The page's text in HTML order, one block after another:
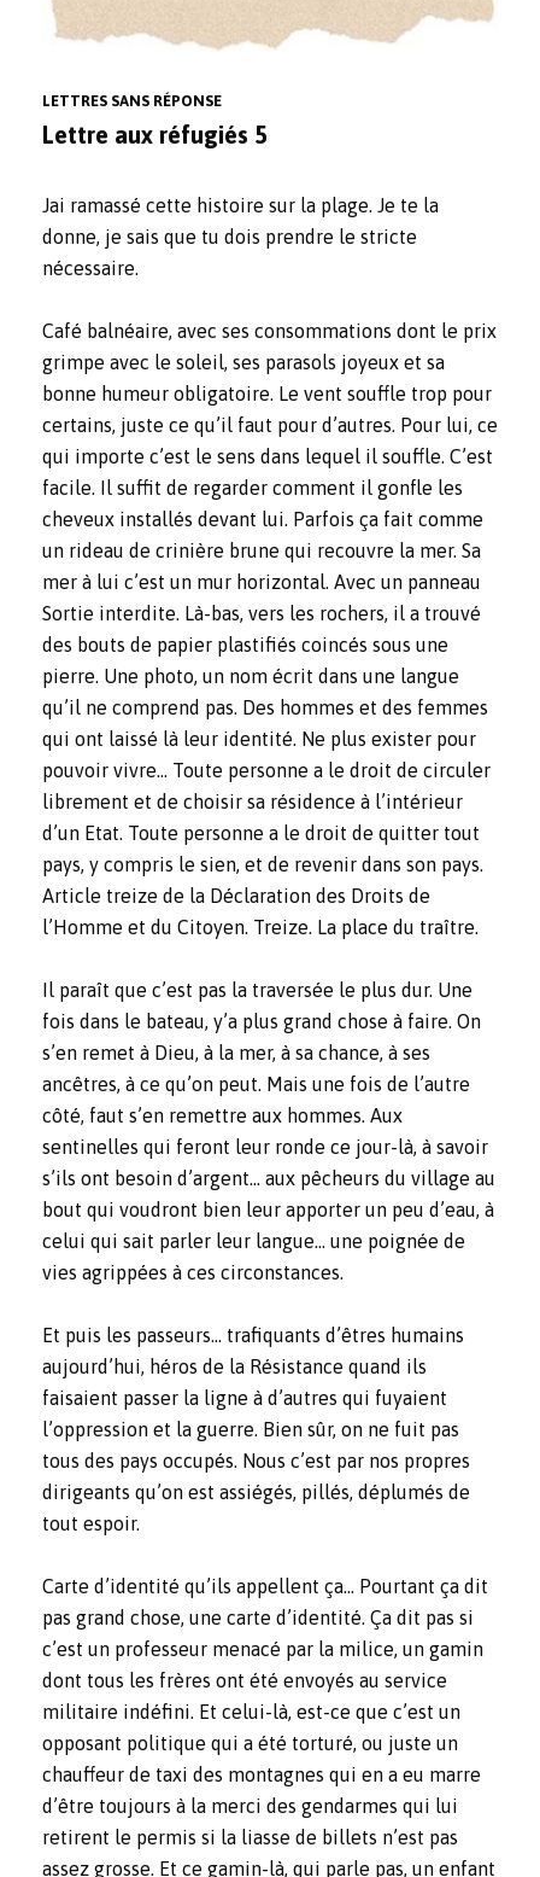
LETTRES SANS RÉPONSE
Lettre aux réfugiés 5
Jai ramassé cette histoire sur la plage. Je te la
donne, je sais que tu dois prendre le stricte
nécessaire.
Café balnéaire, avec ses consommations dont le prix
grimpe avec le soleil, ses parasols joyeux et sa
bonne humeur obligatoire. Le vent souffle trop pour
certains, juste ce qu’il faut pour d’autres. Pour lui, ce
qui importe c’est le sens dans lequel il souffle. C’est
facile. Il suffit de regarder comment il gonfle les
cheveux installés devant lui. Parfois ça fait comme
un rideau de crinière brune qui recouvre la mer. Sa
mer à lui c’est un mur horizontal. Avec un panneau
Sortie interdite. Là-bas, vers les rochers, il a trouvé
des bouts de papier plastifiés coincés sous une
pierre. Une photo, un nom écrit dans une langue
qu’il ne comprend pas. Des hommes et des femmes
qui ont laissé là leur identité. Ne plus exister pour
pouvoir vivre… Toute personne a le droit de circuler
librement et de choisir sa résidence à l’intérieur
d’un Etat. Toute personne a le droit de quitter tout
pays, y compris le sien, et de revenir dans son pays.
Article treize de la Déclaration des Droits de
l’Homme et du Citoyen. Treize. La place du traître.
Il paraît que c’est pas la traversée le plus dur. Une
fois dans le bateau, y’a plus grand chose à faire. On
s’en remet à Dieu, à la mer, à sa chance, à ses
ancêtres, à ce qu’on peut. Mais une fois de l’autre
côté, faut s’en remettre aux hommes. Aux
sentinelles qui feront leur ronde ce jour-là, à savoir
s’ils ont besoin d’argent… aux pêcheurs du village au
bout qui voudront bien leur apporter un peu d’eau, à
celui qui sait parler leur langue… une poignée de
vies agrippées à ces circonstances.
Et puis les passeurs… trafiquants d’êtres humains
aujourd’hui, héros de la Résistance quand ils
faisaient passer la ligne à d’autres qui fuyaient
l’oppression et la guerre. Bien sûr, on ne fuit pas
tous des pays occupés. Nous c’est par nos propres
dirigeants qu’on est assiégés, pillés, déplumés de
tout espoir.
Carte d’identité qu’ils appellent ça… Pourtant ça dit
pas grand chose, une carte d’identité. Ça dit pas si
c’est un professeur menacé par la milice, un gamin
dont tous les frères ont été envoyés au service
militaire indéfini. Et celui-là, est-ce que c’est un
opposant politique qui a été torturé, ou juste un
chauffeur de taxi des montagnes qui en a eu marre
d’être toujours à la merci des gendarmes qui lui
retirent le permis si la liasse de billets n’est pas
assez grosse. Et ce gamin-là, qui parle pas, un enfant